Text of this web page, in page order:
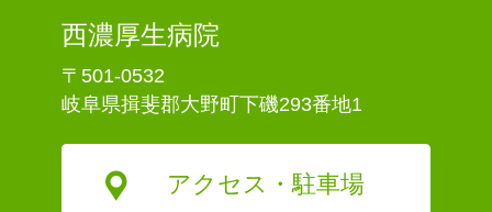
西濃厚生病院
〒501-0532
岐阜県揖斐郡大野町下磯293番地1
アクセス・駐車場